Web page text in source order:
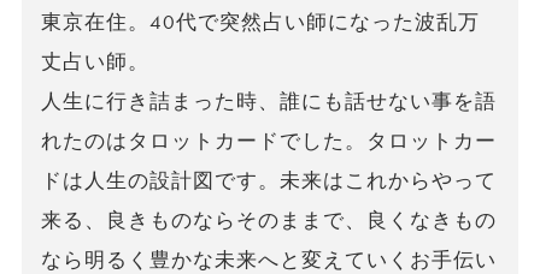
東京在住。40代で突然占い師になった波乱万
丈占い師。
人生に行き詰まった時、誰にも話せない事を語
れたのはタロットカードでした。タロットカー
ドは人生の設計図です。未来はこれからやって
来る、良きものならそのままで、良くなきもの
なら明るく豊かな未来へと変えていくお手伝い